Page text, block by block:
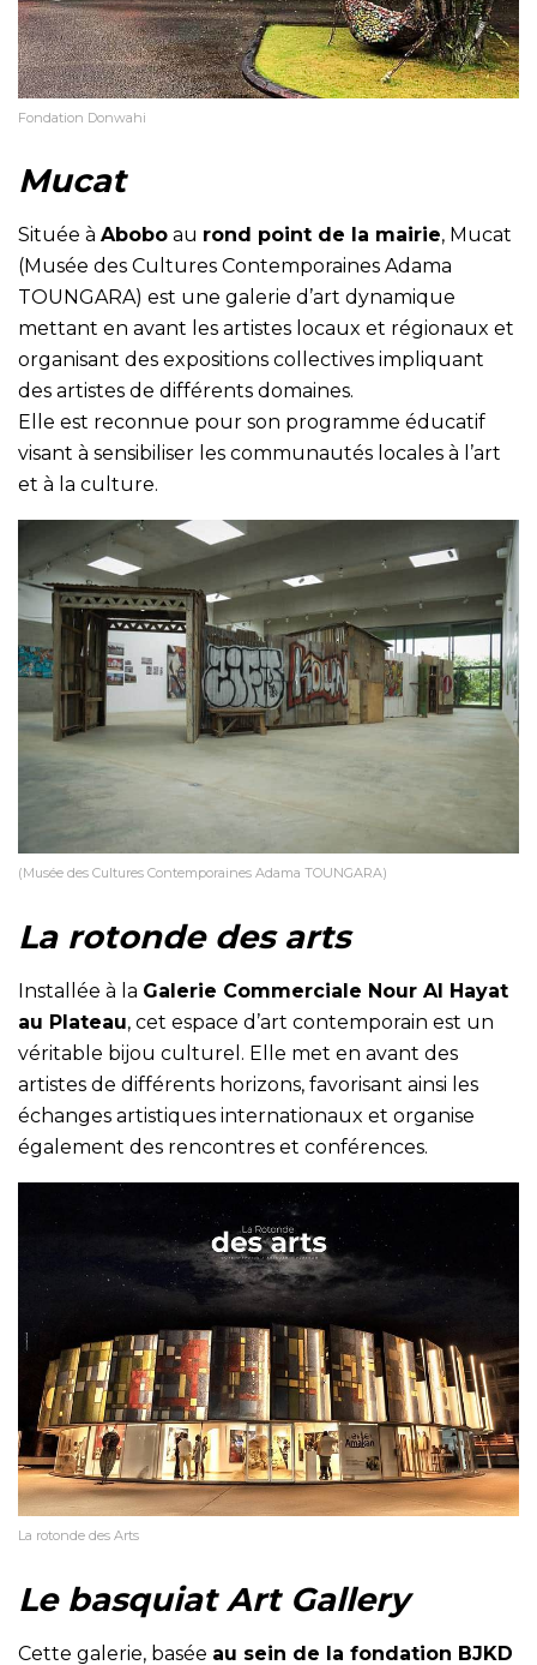
Fondation Donwahi
Mucat
Située à Abobo au rond point de la mairie, Mucat
(Musée des Cultures Contemporaines Adama
TOUNGARA) est une galerie d’art dynamique
mettant en avant les artistes locaux et régionaux et
organisant des expositions collectives impliquant
des artistes de différents domaines.
Elle est reconnue pour son programme éducatif
visant à sensibiliser les communautés locales à l’art
et à la culture.
(Musée des Cultures Contemporaines Adama TOUNGARA)
La rotonde des arts
Installée à la Galerie Commerciale Nour Al Hayat
au Plateau, cet espace d’art contemporain est un
véritable bijou culturel. Elle met en avant des
artistes de différents horizons, favorisant ainsi les
échanges artistiques internationaux et organise
également des rencontres et conférences.
La rotonde des Arts
Le basquiat Art Gallery
Cette galerie, basée au sein de la fondation BJKD